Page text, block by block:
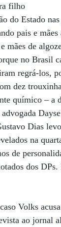
filho
do Estado
pais e
mães de
no Brasil
regrá-los,
dez
químico – a
Dias
na
de
dos
Volks
ao jornal